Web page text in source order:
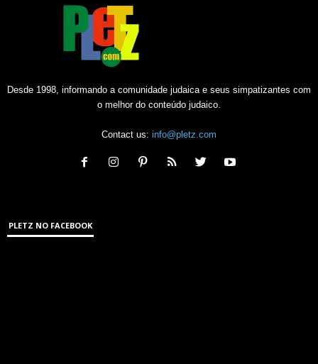
Desde 1998, informando a comunidade judaica e seus simpatizantes com
o melhor do conteúdo judaico.
Contact us: info@pletz.com
PLETZ NO FACEBOOK